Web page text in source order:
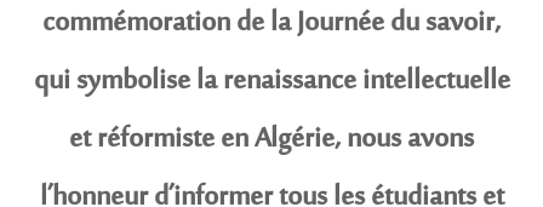
commémoration de la Journée du savoir,
qui symbolise la renaissance intellectuelle
et réformiste en Algérie, nous avons
l’honneur d’informer tous les étudiants et